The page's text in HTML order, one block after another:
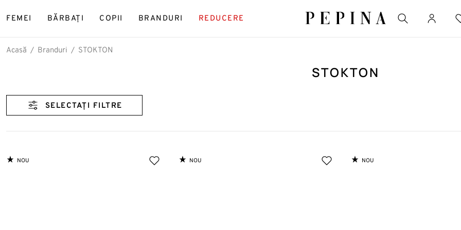
FEMEI BĂRBAȚI COPII BRANDURI REDUCERE
Acasă Branduri STOKTON
STOKTON
SELECTAȚI FILTRE
NOU NOU NOU